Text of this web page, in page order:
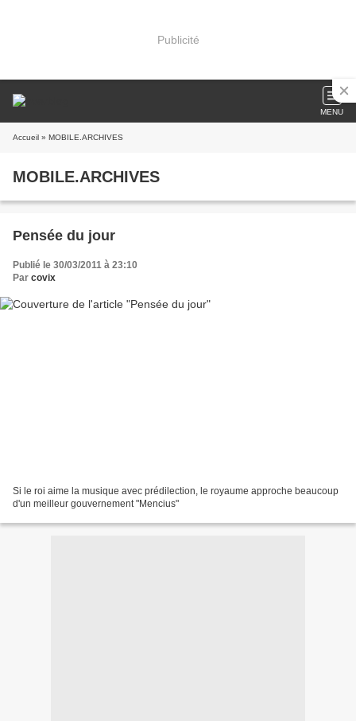
Publicité
MENU
Accueil » MOBILE.ARCHIVES
MOBILE.ARCHIVES
Pensée du jour
Publié le 30/03/2011 à 23:10
Par covix
Si le roi aime la musique avec prédilection, le royaume approche beaucoup
d'un meilleur gouvernement "Mencius"